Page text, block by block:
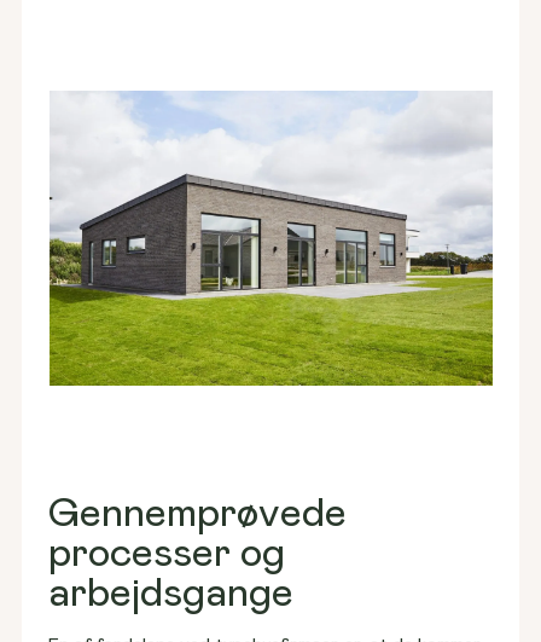
Gennemprøvede
processer og
arbejdsgange